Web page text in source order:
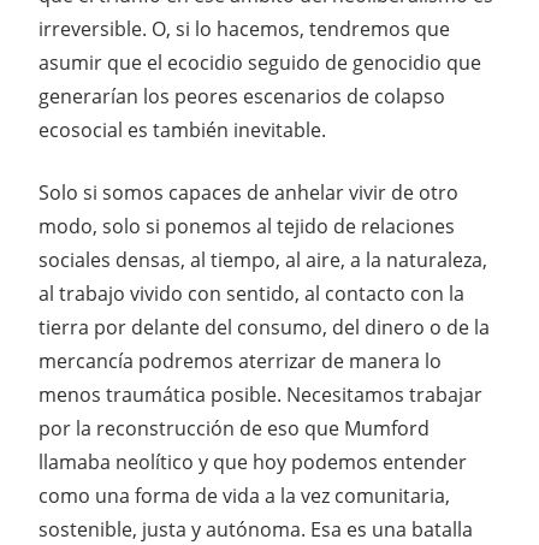
irreversible. O, si lo hacemos, tendremos que
asumir que el ecocidio seguido de genocidio que
generarían los peores escenarios de colapso
ecosocial es también inevitable.
Solo si somos capaces de anhelar vivir de otro
modo, solo si ponemos al tejido de relaciones
sociales densas, al tiempo, al aire, a la naturaleza,
al trabajo vivido con sentido, al contacto con la
tierra por delante del consumo, del dinero o de la
mercancía podremos aterrizar de manera lo
menos traumática posible. Necesitamos trabajar
por la reconstrucción de eso que Mumford
llamaba neolítico y que hoy podemos entender
como una forma de vida a la vez comunitaria,
sostenible, justa y autónoma. Esa es una batalla